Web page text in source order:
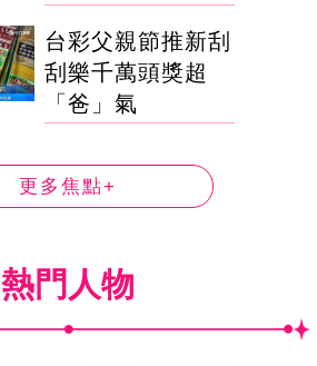
台彩父親節推新刮
刮樂千萬頭獎超
「爸」氣
更多焦點+
熱門人物